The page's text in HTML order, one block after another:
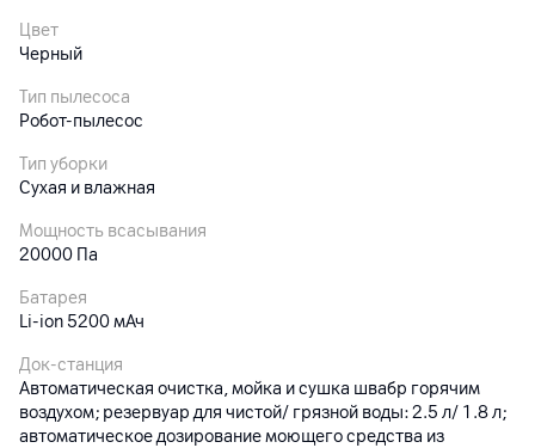
Цвет
Черный
Тип пылесоса
Робот-пылесос
Тип уборки
Сухая и влажная
Мощность всасывания
20000 Па
Батарея
Li-ion 5200 мАч
Док-станция
Автоматическая очистка, мойка и сушка швабр горячим
воздухом; резервуар для чистой/ грязной воды: 2.5 л/ 1.8 л;
автоматическое дозирование моющего средства из